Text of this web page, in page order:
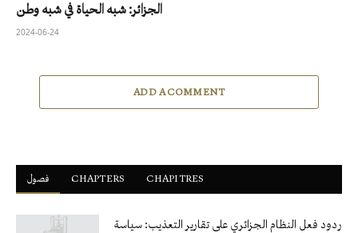
الجزائر: شبه الحياة في شبه وطن
2024-06-24
ADD A COMMENT
فصول ْCHAPTERS CHAPITRES
ردود فعل النظام الجزائري على تقارير التعذيب: سياسة